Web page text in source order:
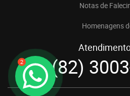
2
Notas de
Homenagens
(82)